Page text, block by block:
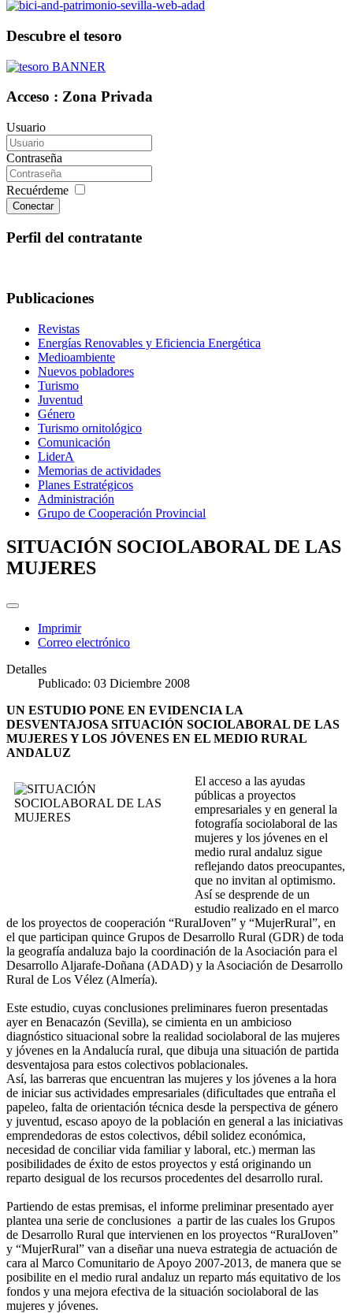
Descubre el tesoro
Acceso : Zona Privada
Usuario
Contraseña
Recuérdeme
Conectar
Perfil del contratante
Publicaciones
Revistas
Energías Renovables y Eficiencia Energética
Medioambiente
Nuevos pobladores
Turismo
Juventud
Género
Turismo ornitológico
Comunicación
LiderA
Memorias de actividades
Planes Estratégicos
Administración
Grupo de Cooperación Provincial
SITUACIÓN SOCIOLABORAL DE LAS
MUJERES
Imprimir
Correo electrónico
Detalles
Publicado: 03 Diciembre 2008
UN ESTUDIO PONE EN EVIDENCIA LA
DESVENTAJOSA SITUACIÓN SOCIOLABORAL DE LAS
MUJERES Y LOS JÓVENES EN EL MEDIO RURAL
ANDALUZ
El acceso a las ayudas
públicas a proyectos
empresariales y en general la
fotografía sociolaboral de las
mujeres y los jóvenes en el
medio rural andaluz sigue
reflejando datos preocupantes,
que no invitan al optimismo.
Así se desprende de un
estudio realizado en el marco
de los proyectos de cooperación “RuralJoven” y “MujerRural”, en
el que participan quince Grupos de Desarrollo Rural (GDR) de toda
la geografía andaluza bajo la coordinación de la Asociación para el
Desarrollo Aljarafe-Doñana (ADAD) y la Asociación de Desarrollo
Rural de Los Vélez (Almería).
Este estudio, cuyas conclusiones preliminares fueron presentadas
ayer en Benacazón (Sevilla), se cimienta en un ambicioso
diagnóstico situacional sobre la realidad sociolaboral de las mujeres
y jóvenes en la Andalucía rural, que dibuja una situación de partida
desventajosa para estos colectivos poblacionales.
Así, las barreras que encuentran las mujeres y los jóvenes a la hora
de iniciar sus actividades empresariales (dificultades que entraña el
papeleo, falta de orientación técnica desde la perspectiva de género
y juventud, escaso apoyo de la población en general a las iniciativas
emprendedoras de estos colectivos, débil solidez económica,
necesidad de conciliar vida familiar y laboral, etc.) merman las
posibilidades de éxito de estos proyectos y está originando un
reparto desigual de los recursos procedentes del desarrollo rural.
Partiendo de estas premisas, el informe preliminar presentado ayer
plantea una serie de conclusiones a partir de las cuales los Grupos
de Desarrollo Rural que intervienen en los proyectos “RuralJoven”
y “MujerRural” van a diseñar una nueva estrategia de actuación de
cara al Marco Comunitario de Apoyo 2007-2013, de manera que se
posibilite en el medio rural andaluz un reparto más equitativo de los
fondos y una mejora efectiva de la situación sociolaboral de las
mujeres y jóvenes.